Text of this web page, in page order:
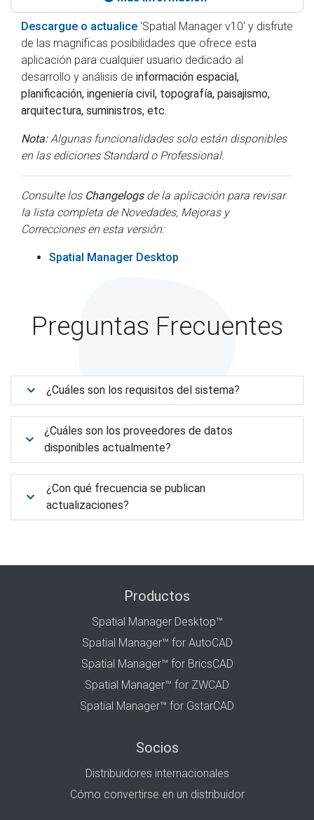
Descargue o actualice 'Spatial Manager v10' y disfrute
de las magníficas posibilidades que ofrece esta
aplicación para cualquier usuario dedicado al
desarrollo y análisis de información espacial,
planificación, ingeniería civil, topografía, paisajismo,
arquitectura, suministros, etc.
Nota:Algunas funcionalidades solo están disponibles
en las ediciones Standard o Professional.
Consulte los Changelogsde la aplicación para revisar
la lista completa de Novedades, Mejoras y
Correcciones en esta versión:
Spatial Manager Desktop
Preguntas Frecuentes
¿Cuáles son los requisitos del sistema?
¿Cuáles son los proveedores de datos
disponibles actualmente?
¿Con qué frecuencia se publican
actualizaciones?
Productos
Spatial Manager Desktop™
Spatial Manager™ for AutoCAD
Spatial Manager™ for BricsCAD
Spatial Manager™ for ZWCAD
Spatial Manager™ for GstarCAD
Socios
Distribuidores internacionales
Cómo convertirse en un distribuidor